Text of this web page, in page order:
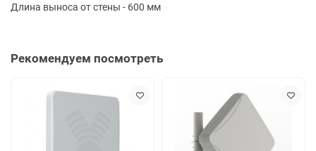
Длина выноса от стены - 600 мм
Рекомендуем посмотреть